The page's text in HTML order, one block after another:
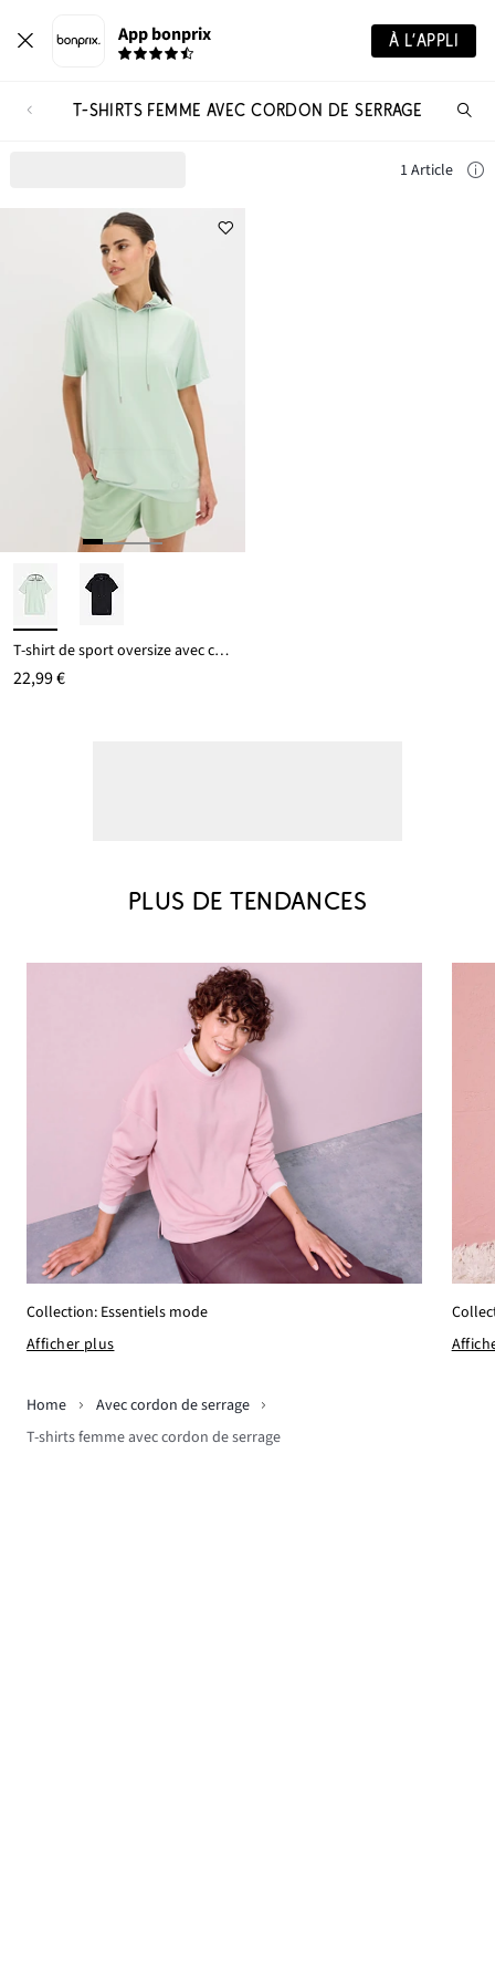
App bonprix À L’APPLI
T-SHIRTS FEMME AVEC CORDON DE SERRAGE
1 Article
T-shirt de sport oversize avec capuche, séchage rapide
22,99 €
PLUS DE TENDANCES
Collection: Essentiels mode
Afficher plus
Home
Avec cordon de serrage
T-shirts femme avec cordon de serrage